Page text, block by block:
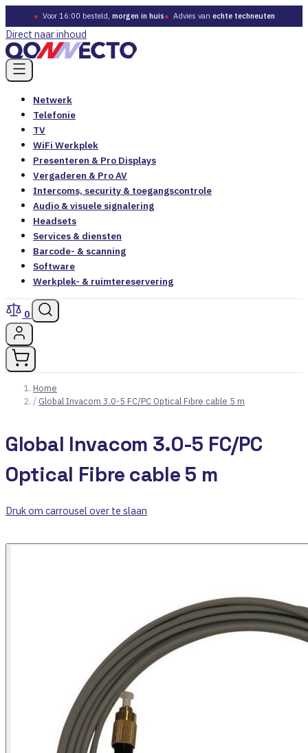
● Voor 16:00 besteld, morgen in huis● Advies van echte techneuten
Direct naar inhoud
Netwerk
Telefonie
TV
WiFi Werkplek
Presenteren & Pro Displays
Vergaderen & Pro AV
Intercoms, security & toegangscontrole
Audio & visuele signalering
Headsets
Services & diensten
Barcode- & scanning
Software
Werkplek- & ruimtereservering
0
Home
/ Global Invacom 3.0-5 FC/PC Optical Fibre cable 5 m
Global Invacom 3.0-5 FC/PC
Optical Fibre cable 5 m
Druk om carrousel over te slaan